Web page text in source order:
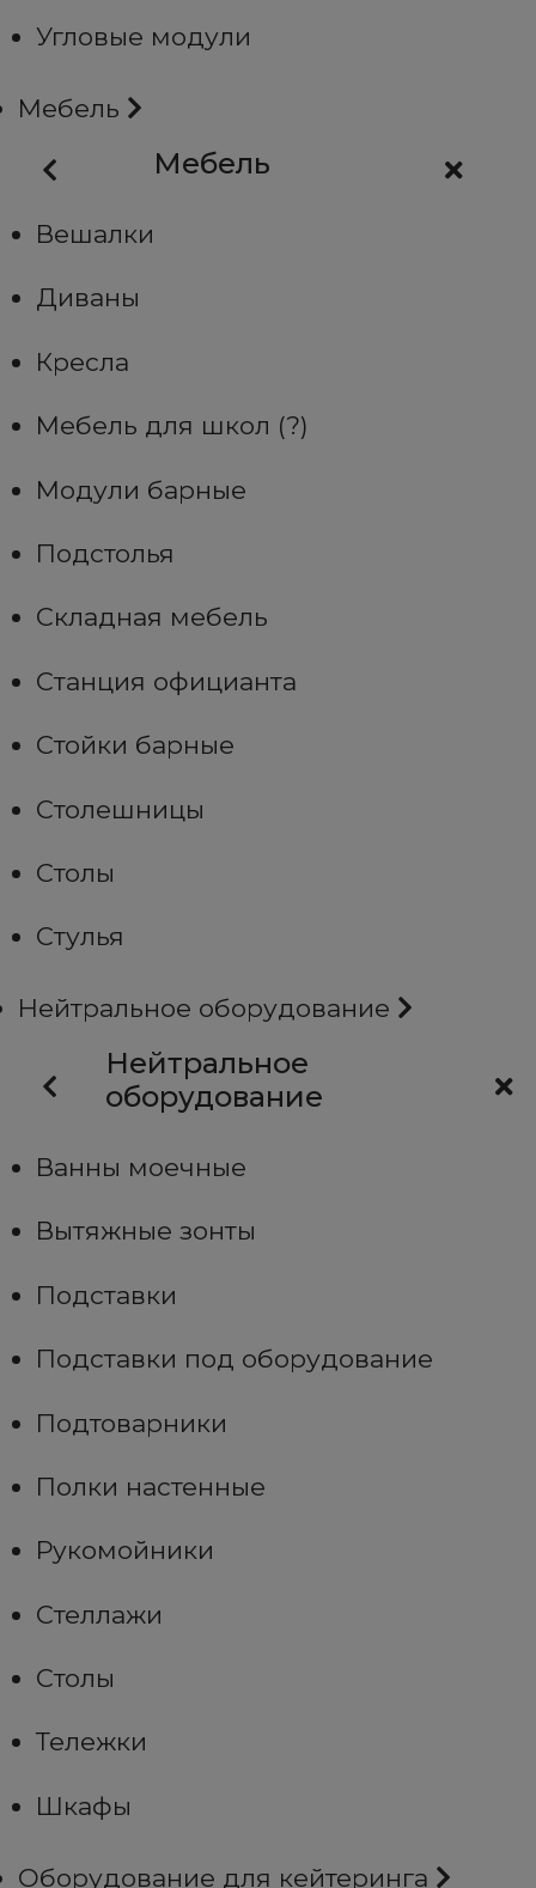
Угловые модули
Мебель
Мебель
Вешалки
Диваны
Кресла
Мебель для школ (?)
Модули барные
Подстолья
Складная мебель
Станция официанта
Стойки барные
Столешницы
Столы
Стулья
Нейтральное оборудование
Нейтральное
оборудование
Ванны моечные
Вытяжные зонты
Подставки
Подставки под оборудование
Подтоварники
Полки настенные
Рукомойники
Стеллажи
Столы
Тележки
Шкафы
Оборудование для кейтеринга